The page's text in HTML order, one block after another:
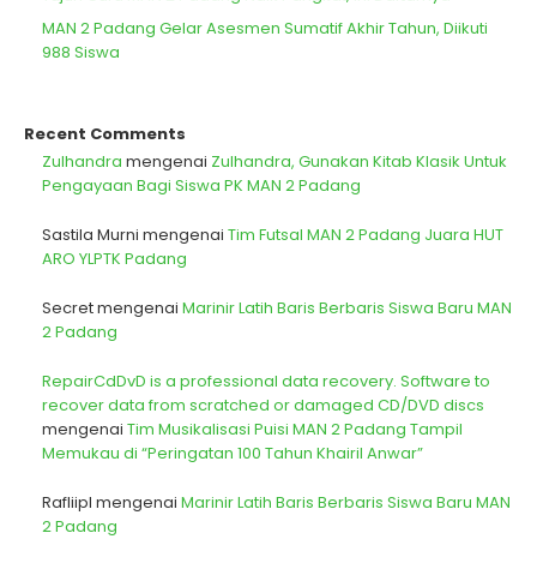
MAN 2 Padang Gelar Asesmen Sumatif Akhir Tahun, Diikuti
988 Siswa
Recent Comments
Zulhandra mengenai Zulhandra, Gunakan Kitab Klasik Untuk
Pengayaan Bagi Siswa PK MAN 2 Padang
Sastila Murni mengenai Tim Futsal MAN 2 Padang Juara HUT
ARO YLPTK Padang
Secretmengenai Marinir Latih Baris Berbaris Siswa Baru MAN
2 Padang
RepairCdDvD is a professional data recovery. Software to
recover data from scratched or damaged CD/DVD discs
mengenai Tim Musikalisasi Puisi MAN 2 Padang Tampil
Memukau di “Peringatan 100 Tahun Khairil Anwar”
Rafliipl mengenai Marinir Latih Baris Berbaris Siswa Baru MAN
2 Padang